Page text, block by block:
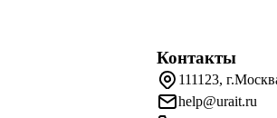
Контакты
111123,
help@urait.ru